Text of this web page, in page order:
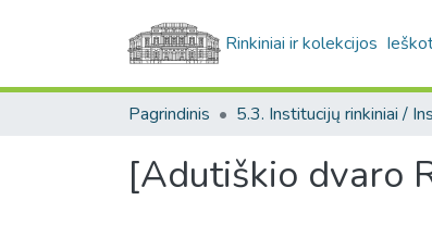
Rinkiniai ir kolekcijos
Pagrindinis
[Adutiškio dvaro